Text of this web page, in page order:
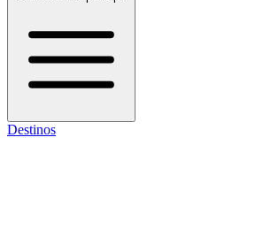
Destinos